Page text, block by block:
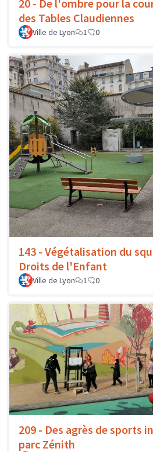
20 - De l'ombre pour la
des Tables Claudiennes
Ville de Lyon 1 0
143 - Végétalisation du
Droits de l'Enfant
Ville de Lyon 1 0
209 - Des agrès de sports
parc Zénith